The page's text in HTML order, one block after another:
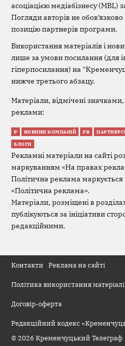
асоціацією медіабізнесу (MBL)
Погляди авторів не
позицію партнерів програми.
Використання матеріалів і
лише за умови посилання (для
гіперпосилання) на
нижче третього абзацу.
Матеріали, відмічені
реклами:
Р НОВИНИ КОМПАНІЙ PR
БЛОГИ
Рекламні матеріали на сайті
маркуванням «На правах
Політична реклама маркується
«Політична реклама».
Матеріали, розміщені в
публікуються за ініціативи
редакційними.
Контакти Реклама на сайті
Політика використання
Договір-оферта
Редакційний кодекс
© 2026 Кременчуцький Телеграф